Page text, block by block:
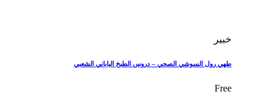
خبير
طهي رول السوشي الصحي – دروس الطبخ الياباني الشعبي
Free